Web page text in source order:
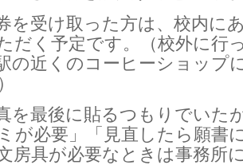
を受け取った方は、校内に
だく予定です。（校外に行
の近くのコーヒーショップ
を最後に貼るつもりでいた
が必要」「見直したら願書
房具が必要なときは事務所